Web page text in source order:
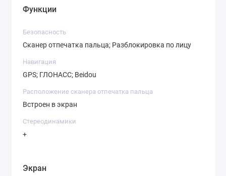
Функции
Безопасность
Сканер отпечатка пальца; Разблокировка по лицу
Навигация
GPS; ГЛОНАСС; Beidou
Расположение сканера отпечатка пальца
Встроен в экран
Стереодинамики
+
Экран